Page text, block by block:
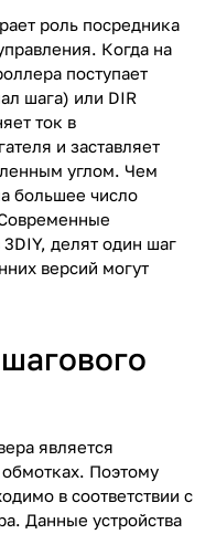
роль посредника
Когда на
поступает
шага) или DIR
ток в
и заставляет
углом. Чем
большее число
делят один шаг
версий могут
является
Поэтому
в соответствии с
Данные устройства